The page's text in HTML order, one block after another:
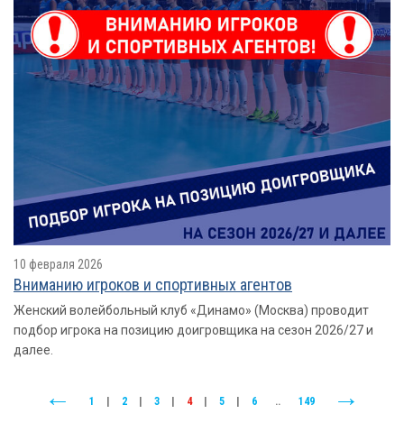
10 февраля 2026
Вниманию игроков и спортивных агентов
Женский волейбольный клуб «Динамо» (Москва) проводит
подбор игрока на позицию доигровщика на сезон 2026/27 и
далее.
1 2 3 4 5 6 .. 149